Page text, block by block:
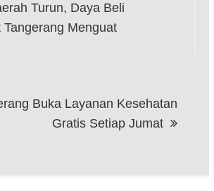
Turun, Daya Beli
Tangerang Menguat
Buka Layanan Kesehatan
Gratis Setiap Jumat